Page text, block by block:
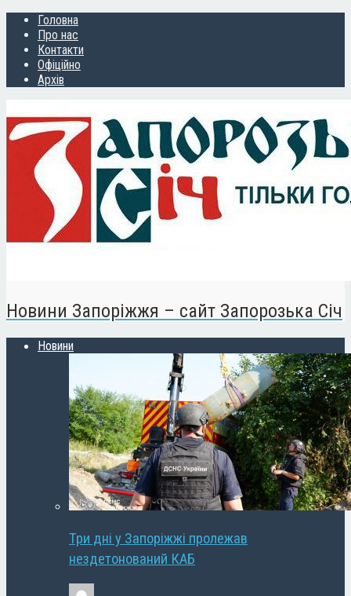
Головна
Про нас
Контакти
Офіційно
Архів
Новини Запоріжжя – сайт Запорозька Січ
Новини
Три дні у Запоріжжі пролежав
нездетонований КАБ